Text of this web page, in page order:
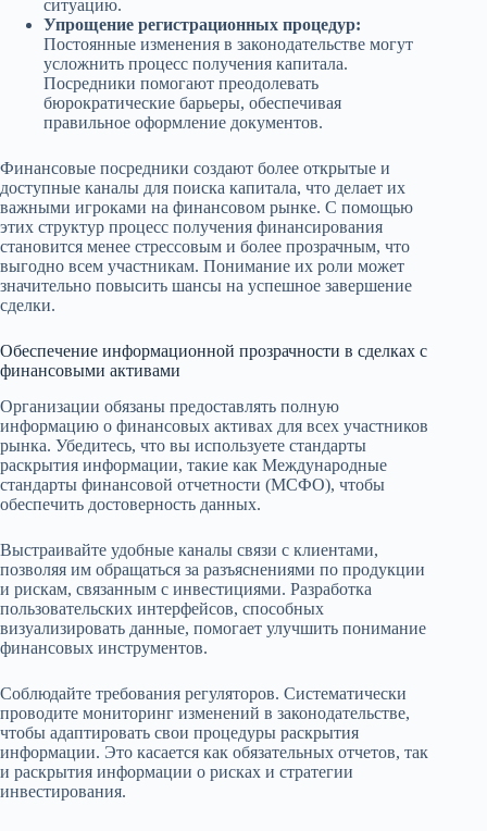
ситуацию.
Упрощение регистрационных процедур:
Постоянные изменения в законодательстве могут
усложнить процесс получения капитала.
Посредники помогают преодолевать
бюрократические барьеры, обеспечивая
правильное оформление документов.
Финансовые посредники создают более открытые и
доступные каналы для поиска капитала, что делает их
важными игроками на финансовом рынке. С помощью
этих структур процесс получения финансирования
становится менее стрессовым и более прозрачным, что
выгодно всем участникам. Понимание их роли может
значительно повысить шансы на успешное завершение
сделки.
Обеспечение информационной прозрачности в сделках с
финансовыми активами
Организации обязаны предоставлять полную
информацию о финансовых активах для всех участников
рынка. Убедитесь, что вы используете стандарты
раскрытия информации, такие как Международные
стандарты финансовой отчетности (МСФО), чтобы
обеспечить достоверность данных.
Выстраивайте удобные каналы связи с клиентами,
позволяя им обращаться за разъяснениями по продукции
и рискам, связанным с инвестициями. Разработка
пользовательских интерфейсов, способных
визуализировать данные, помогает улучшить понимание
финансовых инструментов.
Соблюдайте требования регуляторов. Систематически
проводите мониторинг изменений в законодательстве,
чтобы адаптировать свои процедуры раскрытия
информации. Это касается как обязательных отчетов, так
и раскрытия информации о рисках и стратегии
инвестирования.